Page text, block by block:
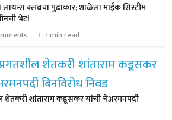
लायन्स क्लबचा पुढाकार; शाळेला माईक सिस्टीम
भेट!
1 min read
शेतकरी शांताराम कडूसकर यांची चेअरमनपदी